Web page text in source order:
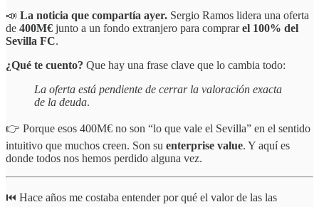
📣 La noticia que compartía ayer. Sergio Ramos lidera una oferta
de 400M€ junto a un fondo extranjero para comprarel 100% del
Sevilla FC.
¿Qué te cuento? Que hay una frase clave que lo cambia todo:
La oferta está pendiente de cerrar la valoración exacta
de la deuda.
👉 Porque esos 400M€ no son “lo que vale el Sevilla” en el sentido
intuitivo que muchos creen. Son su enterprise value. Y aquí es
donde todos nos hemos perdido alguna vez.
⏮️ Hace años me costaba entender por qué el valor de las las